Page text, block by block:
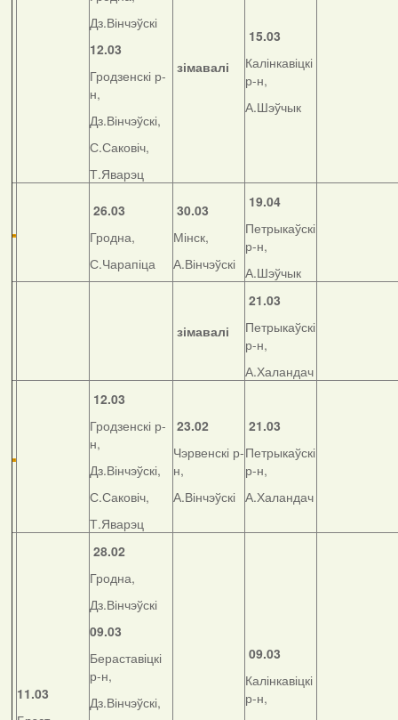
Дз.Вінчэўскі
12.03
Гродзенскі р-
н,
Дз.Вінчэўскі,
С.Саковіч,
Т.Яварэц
зімавалі
15.03
Калінкавіцкі
р-н,
А.Шэўчык
26.03
Гродна,
С.Чарапіца
30.03
Мінск,
А.Вінчэўскі
19.04
Петрыкаўскі
р-н,
А.Шэўчык
зімавалі
21.03
Петрыкаўскі
р-н,
А.Халандач
12.03
Гродзенскі р-
н,
Дз.Вінчэўскі,
С.Саковіч,
Т.Яварэц
23.02
Чэрвенскі р-
н,
А.Вінчэўскі
21.03
Петрыкаўскі
р-н,
А.Халандач
11.03
28.02
Гродна,
Дз.Вінчэўскі
09.03
Бераставіцкі
р-н,
Дз.Вінчэўскі,
09.03
Калінкавіцкі
р-н,